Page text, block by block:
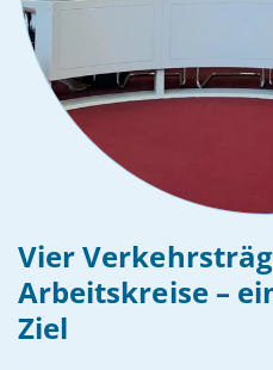
Vier
Arbeitskreise –
Ziel